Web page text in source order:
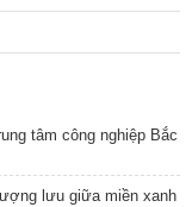
tâm công nghiệp Bắc
lưu giữa miền xanh